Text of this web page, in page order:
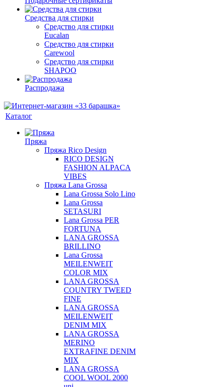
Средства для стирки
Средство для стирки
Eucalan
Средство для стирки
Carewool
Средство для стирки
SHAPOO
Распродажа
Каталог
Пряжа
Пряжа Rico Design
RICO DESIGN
FASHION ALPACA
VIBES
Пряжа Lana Grossa
Lana Grossa Solo Lino
Lana Grossa
SETASURI
Lana Grossa PER
FORTUNA
LANA GROSSA
BRILLINO
Lana Grossa
MEILENWEIT
COLOR MIX
LANA GROSSA
COUNTRY TWEED
FINE
LANA GROSSA
MEILENWEIT
DENIM MIX
LANA GROSSA
MERINO
EXTRAFINE DENIM
MIX
LANA GROSSA
COOL WOOL 2000